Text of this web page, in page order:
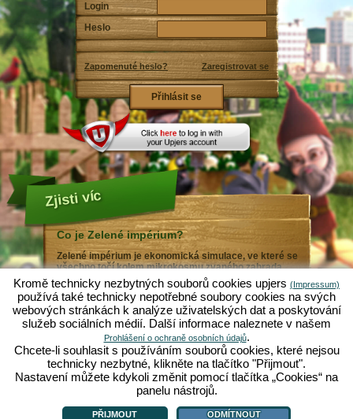
Login
Heslo
Zapomenuté heslo? Zaregistrovat se
Zjisti víc
Co je Zelené impérium?
Zelené impérium je ekonomická simulace, ve které se
všechno točí kolem mikrokosmu zvaného zahrada.
Tato bezplatná webová hra funguje kompletně ve tvém
webovém prohlížeči, bez dodatečných stahování nebo
instalování softwaru! V roli zahradního trpaslíka si v
Zeleném impériu vytvoříš svůj vlastní malý zahradní
ráj. Setí, sázení, zalévání, sklízení: Můžeš si vybírat z
nejrůznějších druhů ovoce a zeleniny: Rajčata, cibule,
jahody nebo raději mrkev a salát? Navštiv město
Zelená dolina, abys mohl/a obchodovat s jinými hráči,
koupit nové rostliny nebo zahradní dekoraci, splnit
přání tvých zákazníků a snaž se vždy o udržení
dobrého sousedství - nebo se ti může stát, že ti nějaký
jiný zahrádkář pošle do tvých záhonů krtka...
Co je Zelené impérium?|Příběh |Pravidla|Ochrana osobních údajů
Spravovat cookies
Kromě technicky nezbytných souborů cookies upjers (Impressum)
používá také technicky nepotřebné soubory cookies na svých
webových stránkách k analýze uživatelských dat a poskytování
služeb sociálních médií. Další informace naleznete v našem
Prohlášení o ochraně osobních údajů.
Chcete-li souhlasit s používáním souborů cookies, které nejsou
technicky nezbytné, klikněte na tlačítko "Přijmout".
Nastavení můžete kdykoli změnit pomocí tlačítka „Cookies“ na
panelu nástrojů.
PŘIJMOUT ODMÍTNOUT